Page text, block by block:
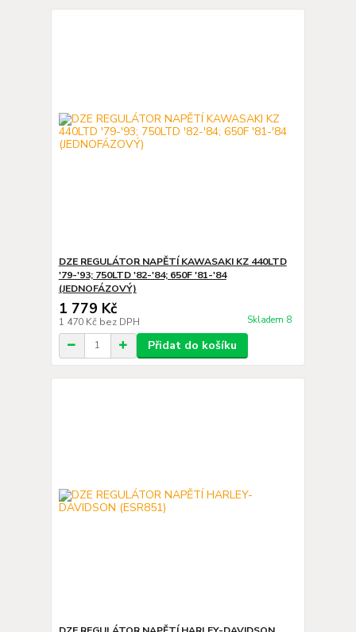
DZE REGULÁTOR NAPĚTÍ KAWASAKI KZ 440LTD
'79-'93; 750LTD '82-'84; 650F '81-'84
(JEDNOFÁZOVÝ)
1 779 Kč
1 470 Kč bez DPH Skladem 8
Přidat do košíku